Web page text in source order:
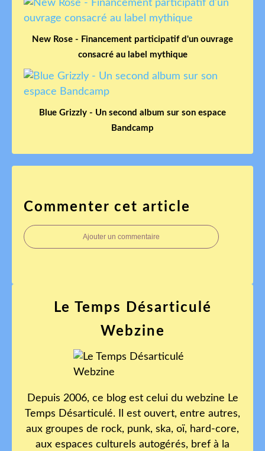
New Rose - Financement participatif d'un ouvrage
consacré au label mythique
Blue Grizzly - Un second album sur son espace
Bandcamp
Commenter cet article
Ajouter un commentaire
Le Temps Désarticulé
Webzine
Depuis 2006, ce blog est celui du webzine Le
Temps Désarticulé. Il est ouvert, entre autres,
aux groupes de rock, punk, ska, oï, hard-core,
aux espaces culturels autogérés, bref à la